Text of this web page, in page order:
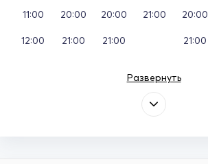
11:00
12:00
20:00
21:00
20:00
21:00
21:00 20:00
21:00
Развернуть